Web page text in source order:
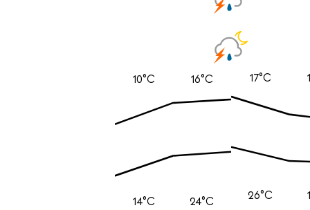
10°C
14°C
16°C
24°C
17°C
26°C